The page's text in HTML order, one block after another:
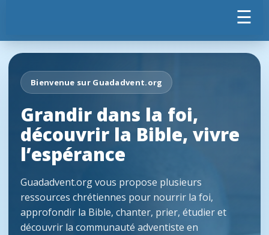
☰
Bienvenue sur Guadadvent.org
Grandir dans la foi,
découvrir la Bible, vivre
l’espérance
Guadadvent.org vous propose plusieurs
ressources chrétiennes pour nourrir la foi,
approfondir la Bible, chanter, prier, étudier et
découvrir la communauté adventiste en